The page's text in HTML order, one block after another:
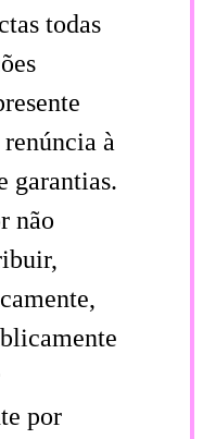
todas
à
garantias.
não
por